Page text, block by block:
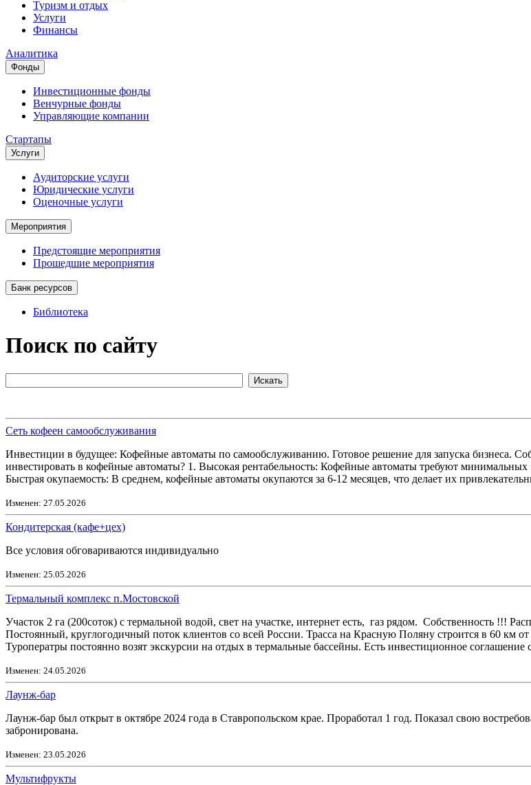
Туризм и отдых
Услуги
Финансы
Аналитика
Фонды
Инвестиционные фонды
Венчурные фонды
Управляющие компании
Стартапы
Услуги
Аудиторские услуги
Юридические услуги
Оценочные услуги
Мероприятия
Предстоящие мероприятия
Прошедшие мероприятия
Банк ресурсов
Библиотека
Поиск по сайту
Сеть кофеен самообслуживания
Инвестиции в будущее: Кофейные автоматы по самообслуживанию. Готовое решение для запуска бизнеса.
инвестировать в кофейные автоматы? 1. Высокая рентабельность: Кофейные автоматы требуют
Быстрая окупаемость: В среднем, кофейные автоматы окупаются за 6-12 месяцев, что делает их
Изменен: 27.05.2026
Кондитерская (кафе+цех)
Все условия обговариваются индивидуально
Изменен: 25.05.2026
Термальный комплекс п.Мостовской
Участок 2 га (200соток) с термальной водой, свет на участке, интернет есть, газ рядом. Собственность !!!
Постоянный, круглогодичный поток клиентов со всей России. Трасса на Красную Поляну строится в 60 км
Туроператры постоянно возят экскурсии на отдых в термальные бассейны. Есть инвестиционное соглашение
Изменен: 24.05.2026
Лаунж-бар
Лаунж-бар был открыт в октябре 2024 года в Ставропольском крае. Проработал 1 год. Показал свою
забронирована.
Изменен: 23.05.2026
Мультифрукты